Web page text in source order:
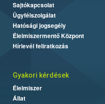
Sajtókapcsolat
Ügyfélszolgálat
Hatósági jogsegély
Élelmiszermentő Központ
Hírlevél feliratkozás
Gyakori kérdések
Élelmiszer
Állat